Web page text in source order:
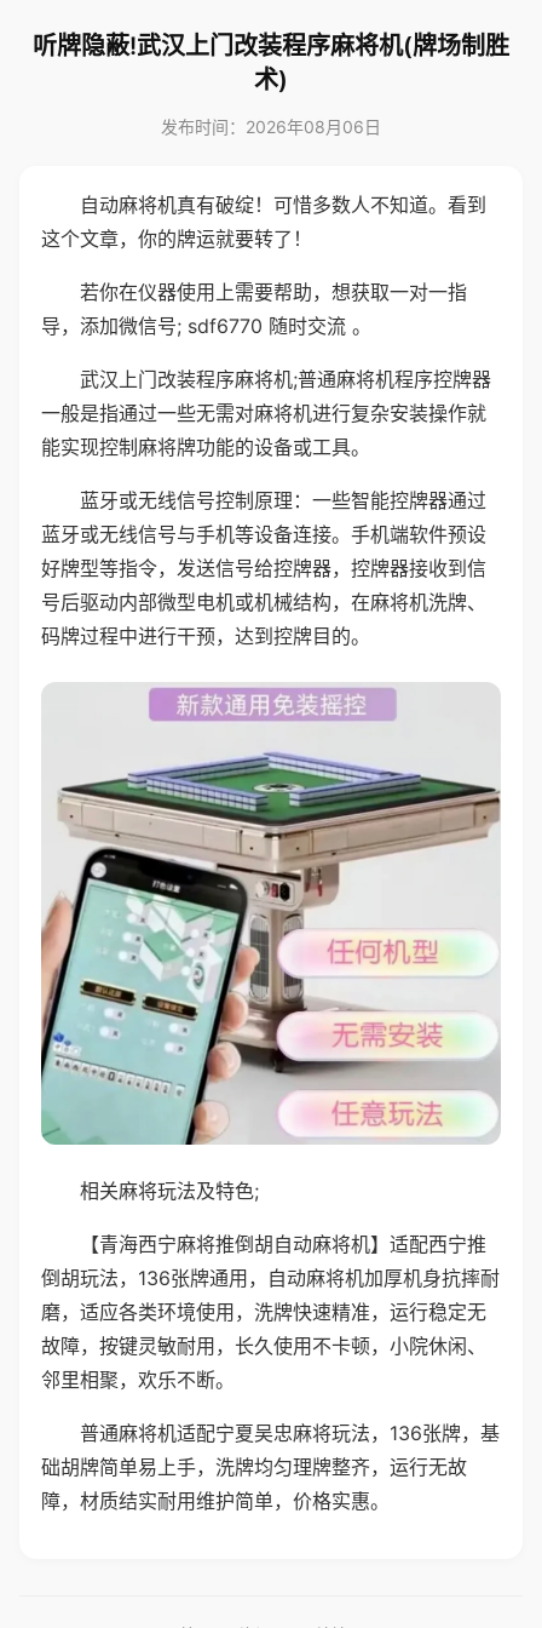
听牌隐蔽!武汉上门改装程序麻将机(牌场制胜
术)
发布时间：2026年08月06日
自动麻将机真有破绽！可惜多数人不知道。看到
这个文章，你的牌运就要转了！
若你在仪器使用上需要帮助，想获取一对一指
导，添加微信号; sdf6770 随时交流 。
武汉上门改装程序麻将机;普通麻将机程序控牌器
一般是指通过一些无需对麻将机进行复杂安装操作就
能实现控制麻将牌功能的设备或工具。
蓝牙或无线信号控制原理：一些智能控牌器通过
蓝牙或无线信号与手机等设备连接。手机端软件预设
好牌型等指令，发送信号给控牌器，控牌器接收到信
号后驱动内部微型电机或机械结构，在麻将机洗牌、
码牌过程中进行干预，达到控牌目的。
相关麻将玩法及特色;
【青海西宁麻将推倒胡自动麻将机】适配西宁推
倒胡玩法，136张牌通用，自动麻将机加厚机身抗摔耐
磨，适应各类环境使用，洗牌快速精准，运行稳定无
故障，按键灵敏耐用，长久使用不卡顿，小院休闲、
邻里相聚，欢乐不断。
普通麻将机适配宁夏吴忠麻将玩法，136张牌，基
础胡牌简单易上手，洗牌均匀理牌整齐，运行无故
障，材质结实耐用维护简单，价格实惠。